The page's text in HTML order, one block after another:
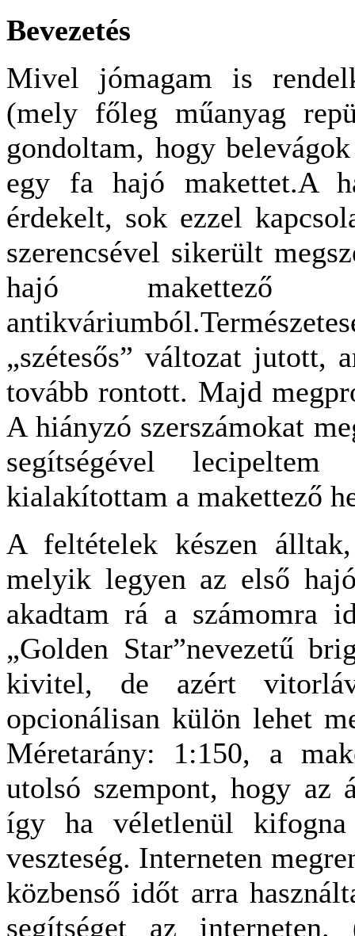
Bevezetés
Mivel jómagam is
(mely főleg műanyag
gondoltam, hogy
egy fa hajó makettet.A
érdekelt, sok ezzel
szerencsével sikerült
hajó
„szétesős” változat jutott,
tovább rontott. Majd
A hiányzó szerszámokat
segítségével
kialakítottam a makettező
A feltételek készen
melyik legyen az első
akadtam rá a számomra
„Golden Star”nevezetű
kivitel, de azért
opcionálisan külön lehet
Méretarány: 1:150, a
utolsó szempont, hogy az
így ha véletlenül
veszteség. Interneten
közbenső időt arra
segítséget az